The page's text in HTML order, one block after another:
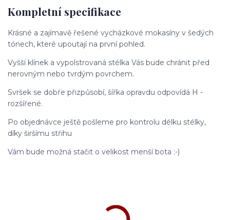
Kompletní specifikace
Krásné a zajímavě řešené vycházkové mokasíny v šedých
tónech, které upoutají na první pohled.
Vyšší klínek a vypolstrovaná stélka Vás bude chránit před
nerovným nebo tvrdým povrchem.
Svršek se dobře přizpůsobí, šířka opravdu odpovídá H -
rozšířené.
Po objednávce ještě pošleme pro kontrolu délku stélky,
díky širšímu střihu
Vám bude možná stačit o velikost menší bota :-)